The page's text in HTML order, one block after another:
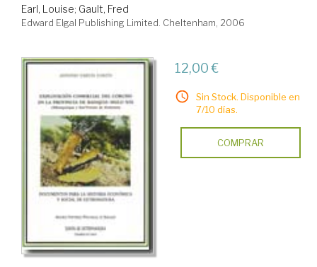
Earl, Louise; Gault, Fred
Edward Elgal Publishing Limited. Cheltenham, 2006
12,00 €
Sin Stock. Disponible en
7/10 días.
COMPRAR